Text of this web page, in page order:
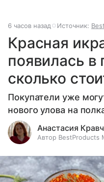
6 часов назад Источник:
Красная
появилась
сколько
Покупатели уже
нового улова на
Анастасия
Автор BestProducts